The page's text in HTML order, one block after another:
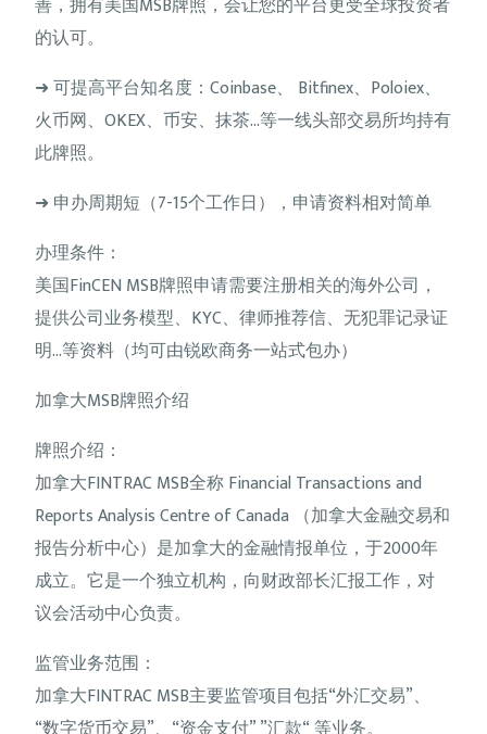
的认可。
➜ 可提高平台知名度：Coinbase、 Bitfinex、Poloiex、
火币网、OKEX、币安、抹茶…等一线头部交易所均持有
此牌照。
➜ 申办周期短（7-15个工作日），申请资料相对简单
办理条件：
美国FinCEN MSB牌照申请需要注册相关的海外公司，
提供公司业务模型、KYC、律师推荐信、无犯罪记录证
明…等资料（均可由锐欧商务一站式包办）
加拿大MSB牌照介绍
牌照介绍：
加拿大FINTRAC MSB全称 Financial Transactions and
Reports Analysis Centre of Canada （加拿大金融交易和
报告分析中心）是加拿大的金融情报单位，于2000年
成立。它是一个独立机构，向财政部长汇报工作，对
议会活动中心负责。
监管业务范围：
加拿大FINTRAC MSB主要监管项目包括“外汇交易”、